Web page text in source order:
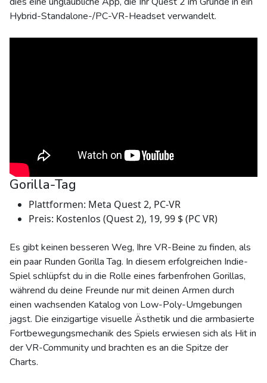
Hybrid-Standalone-/PC-VR-Headset verwandelt.
Gorilla-Tag
Plattformen: Meta Quest 2, PC-VR
Preis: Kostenlos (Quest 2), 19, 99 $ (PC VR)
Es gibt keinen besseren Weg, Ihre VR-Beine zu finden, als
ein paar Runden Gorilla Tag. In diesem erfolgreichen Indie-
Spiel schlüpfst du in die Rolle eines farbenfrohen Gorillas,
während du deine Freunde nur mit deinen Armen durch
einen wachsenden Katalog von Low-Poly-Umgebungen
jagst. Die einzigartige visuelle Ästhetik und die armbasierte
Fortbewegungsmechanik des Spiels erwiesen sich als Hit in
der VR-Community und brachten es an die Spitze der
Charts.